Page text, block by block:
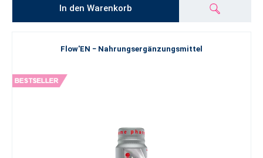
In den Warenkorb
Flow'EN − Nahrungsergänzungsmittel